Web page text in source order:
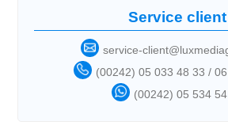
Service client
service-
(00242) 05 033 48 33 /
(00242) 05 534